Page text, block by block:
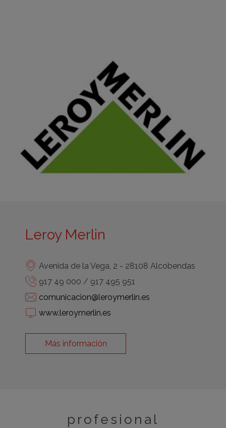
Leroy Merlin
Avenida de la Vega, 2 - 28108 Alcobendas
917 49 000 / 917 495 951
comunicacion@leroymerlin.es
www.leroymerlin.es
Más información
profesional